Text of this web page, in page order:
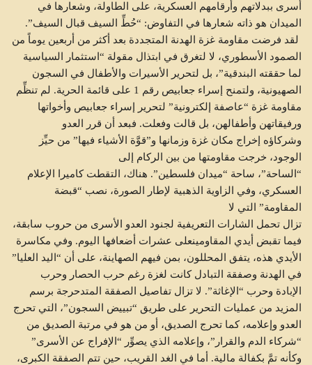
أسرى ببدلاتهم وأرقامهم العسكرية، على الطاولة، وشعارها في
الميدان هو ذاته شعارها في التفاوض: “حُطِّ السيف قبال السيف”.
لقد فرضت مقاومة غزة الهدنة المتجددة بعد أكثر من أربعين يوماً من
الصمود الأسطوري، لا لتغرق في ابتذال مقولة “استثمار السياسية
لما حققته البندقية”، بل لتحرير الأسيرات والأطفال في السجون
الصهيونية، ولتمنح إسراء جعابيص رقم 1 على قائمة الحرية. لم تنظِّم
مقاومة غزة “عاصفة إلكترونية” لتحرير إسراء جعابيص وأخواتها
ورفيقاتهن وأطفالهن، بل قالت وفعلت. فبعد أن قرر العدو
وشركاؤه إخراج مكان غزة وزمانها و”قوَّة الأشياء فيها” من حيِّز
الوجود، خرجت مقاومتها من بين الركام إلى
“الساحة”، ساحة “ميدان فلسطين”. هناك، التقطت كاميرا الإعلام
العسكري، وفي الزاوية الذهبية لإطار الصورة، نصب “قبضة
المقاومة” التي لا
تزال تحمل الشارات التعريفية لجنود العدو الأسرى من حروب سابقة،
فيما تقبض أيدي المقاومينعلى عشرات أضعافها اليوم. وفي مكاسرة
الأيدي هذه، يتفق المحللون، بمن فيهم الصهاينة، على أن “اليد العليا”
في الهدنة وصفقة التبادل كانت لغزة رغم حرب الحصار وحرب
الإبادة وحرب “الإغاثة”. لا تزال تفاصيل الصفقة المتدحرجة برسم
المزيد من عمليات التحرير على طريق “تبييض السجون”، التي تحرج
العدو وإعلامه، كما تحرج الصديق، أو من هو في مرتبة الصديق من
“شركاء الدم والقرار”، وإعلامه الذي يصوِّر “الإفراج عن الأسرى”
وكأنه تمَّ بكفالة مالية. أما في الغد القريب، حين تتم الصفقة الكبرى،